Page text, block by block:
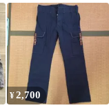
ュアルストレートパン
ツ コットン
¥2,700